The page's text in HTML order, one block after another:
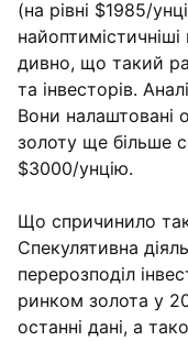
(на рівні $1985/
дивно, що такий
та інвесторів.
Вони налаштовані
золоту ще більше
$3000/унцію.
Що спричинило
Спекулятивна
перерозподіл
ринком золота у
останні дані, а